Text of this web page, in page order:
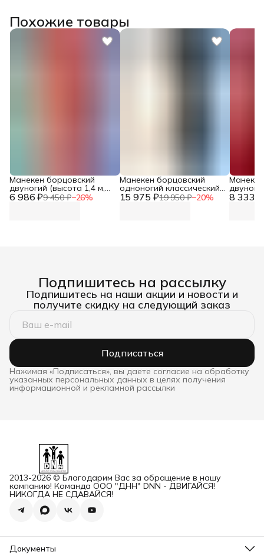
Похожие товары
6 986 ₽9 450 ₽−26%
Манекен борцовский
двуногий (высота 1,4 м,
вес 23 кг, тент) DNN 15 975 ₽19 950 ₽−20%
Манекен борцовский
одноногий классический
(натуральная кожа, 8 333 ₽
вес 25
Подпишитесь на рассылку
Подпишитесь на наши акции и новости и
получите скидку на следующий заказ
Подписаться
Нажимая «Подписаться», вы даете согласие на обработку
указанных персональных данных в целях получения
информационной и рекламной рассылки
2013-2026 © Благодарим Вас за обращение в нашу
компанию! Команда ООО "ДНН" DNN - ДВИГАЙСЯ!
НИКОГДА НЕ СДАВАЙСЯ!
Документы